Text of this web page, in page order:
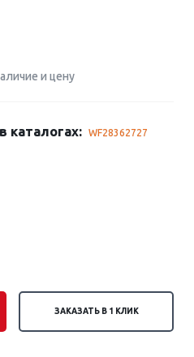
и цену
каталогах: WF28362727
ЗАКАЗАТЬ В 1 КЛИК